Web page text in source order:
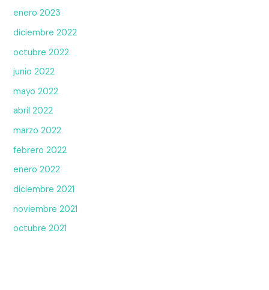
enero 2023
diciembre 2022
octubre 2022
junio 2022
mayo 2022
abril 2022
marzo 2022
febrero 2022
enero 2022
diciembre 2021
noviembre 2021
octubre 2021